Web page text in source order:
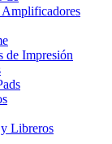
Amplificadores
de Impresión
Libreros